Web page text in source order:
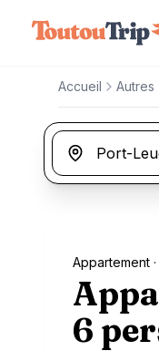
Accueil Autres
Appartement
6